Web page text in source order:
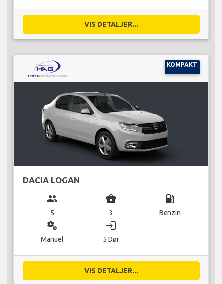
VIS DETALJER...
KOMPAKT
DACIA LOGAN
group
5
business_center
3
local_gas_station
Benzin
miscellaneous_services
Manuel
login
5 Dør
VIS DETALJER...